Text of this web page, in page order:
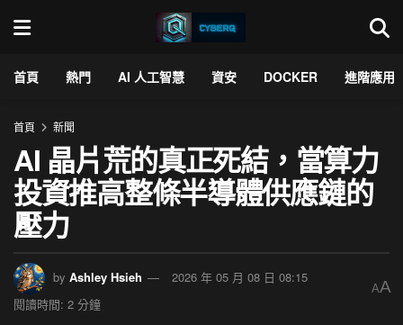
首頁 熱門 AI 人工智慧 資安 DOCKER 進階應用
首頁 新聞
AI 晶片荒的真正死結，當算力
投資推高整條半導體供應鏈的
壓力
by Ashley Hsieh
2026 年 05 月 08 日 08:15
閱讀時間: 2 分鐘
AA